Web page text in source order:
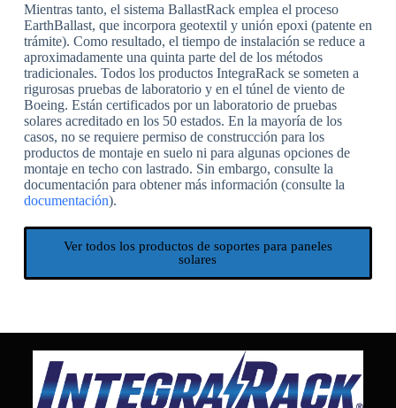
Mientras tanto, el sistema BallastRack emplea el proceso
EarthBallast, que incorpora geotextil y unión epoxi (patente en
trámite). Como resultado, el tiempo de instalación se reduce a
aproximadamente una quinta parte del de los métodos
tradicionales. Todos los productos IntegraRack se someten a
rigurosas pruebas de laboratorio y en el túnel de viento de
Boeing. Están certificados por un laboratorio de pruebas
solares acreditado en los 50 estados. En la mayoría de los
casos, no se requiere permiso de construcción para los
productos de montaje en suelo ni para algunas opciones de
montaje en techo con lastrado. Sin embargo, consulte la
documentación para obtener más información (consulte la
documentación).
Ver todos los productos de soportes para paneles
solares